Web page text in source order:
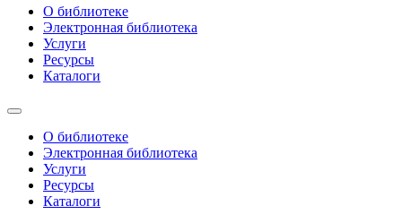
О библиотеке
Электронная библиотека
Услуги
Ресурсы
Каталоги
О библиотеке
Электронная библиотека
Услуги
Ресурсы
Каталоги